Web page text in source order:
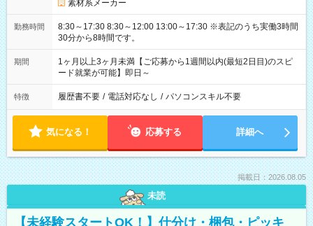
素材系メーカー
勤務時間
8:30～17:30 8:30～12:00 13:00～17:30 ※表記のうち実働3時間
30分から8時間です。
期間
1ヶ月以上3ヶ月未満【ご応募から1週間以内(最短2日目)のスピ
ード就業が可能】即日～
特徴 履歴書不要 / 電話対応なし / パソコンスキル不要
気になる！ 応募する 詳細へ
掲載日：2026.08.05
未読
【未経験スタートOK！】仕分け・梱包・ピッキ